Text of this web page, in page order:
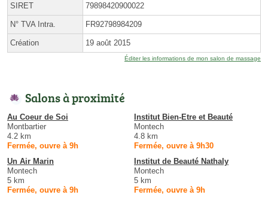
SIRET 79898420900022
N° TVA Intra. FR92798984209
Création 19 août 2015
Éditer les informations de mon salon de massage
Salons à proximité
Au Coeur de Soi
Montbartier
4.2 km
Fermée, ouvre à 9h
Institut Bien-Etre et Beauté
Montech
4.8 km
Fermée, ouvre à 9h30
Un Air Marin
Montech
5 km
Fermée, ouvre à 9h
Institut de Beauté Nathaly
Montech
5 km
Fermée, ouvre à 9h